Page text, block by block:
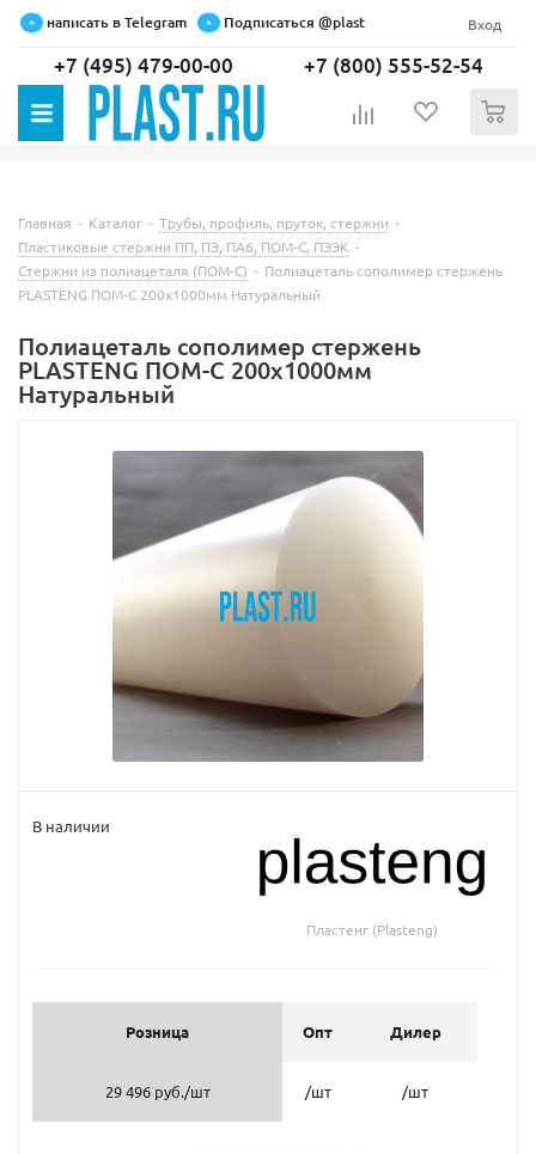
написать в Telegram Подписаться @plast Вход
+7 (495) 479-00-00 +7 (800) 555-52-54
Главная - Каталог - Трубы, профиль, пруток, стержни -
Пластиковые стержни ПП, ПЭ, ПА6, ПОМ-С, ПЭЭК -
Стержни из полиацеталя (ПОМ-С) - Полиацеталь сополимер стержень
PLASTENG ПОМ-С 200х1000мм Натуральный
Полиацеталь сополимер стержень
PLASTENG ПОМ-С 200х1000мм
Натуральный
В наличии
Пластенг (Plasteng)
Розница Опт Дилер
29 496 руб./шт /шт /шт